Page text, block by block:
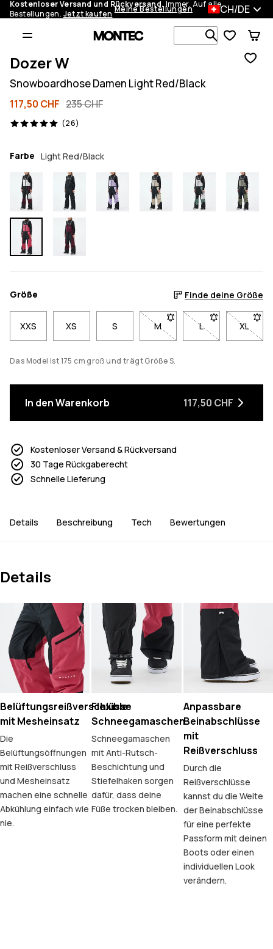
Kostenloser Versand und Rückversand.Immer. Auf alle
Bestellungen. Jetzt kaufen Meine Bestellungen CH/DE
Dozer W
Snowboardhose Damen Light Red/Black
117,50 CHF 235 CHF
(26)
26 Reviews, 5/5
Farbe Light Red/Black
Größe Finde deine Größe
XXS XS S M- Größe M nicht verfügbar.
L- Größe L nicht
XL
-
Das Model ist 175 cm groß und trägt Größe S.
In den Warenkorb 117,50 CHF
Kostenloser Versand & Rückversand
30 Tage Rückgaberecht
Schnelle Lieferung
Details Beschreibung Tech Bewertungen
Details
Belüftungsreißverschlüsse
mit Mesheinsatz
Die
Belüftungsöffnungen
mit Reißverschluss
und Mesheinsatz
machen eine schnelle
Abkühlung einfach wie
nie.
Flexible
Schneegamaschen
Schneegamaschen
mit Anti-Rutsch-
Beschichtung und
Stiefelhaken sorgen
dafür, dass deine
Füße trocken bleiben.
Anpassbare
Beinabschlüsse
mit
Reißverschluss
Durch die
Reißverschlüsse
kannst du die Weite
der Beinabschlüsse
für eine perfekte
Passform mit deinen
Boots oder einen
individuellen Look
verändern.